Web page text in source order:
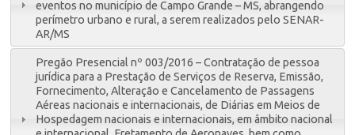
eventos no município de Campo Grande – MS, abrangendo
perímetro urbano e rural, a serem realizados pelo SENAR-
AR/MS
Pregão Presencial nº 003/2016 – Contratação de pessoa
jurídica para a Prestação de Serviços de Reserva, Emissão,
Fornecimento, Alteração e Cancelamento de Passagens
Aéreas nacionais e internacionais, de Diárias em Meios de
Hospedagem nacionais e internacionais, em âmbito nacional